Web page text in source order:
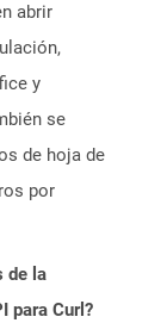
abrir
y
se
de hoja de
por
de la
para Curl?